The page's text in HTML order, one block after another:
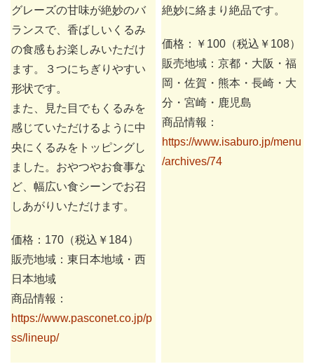
グレーズの甘味が絶妙のバ
ランスで、香ばしいくるみ
の食感もお楽しみいただけ
ます。３つにちぎりやすい
形状です。
また、見た目でもくるみを
感じていただけるように中
央にくるみをトッピングし
ました。おやつやお食事な
ど、幅広い食シーンでお召
しあがりいただけます。
価格：170（税込￥184）
販売地域：東日本地域・西
日本地域
商品情報：
https://www.pasconet.co.jp/p
ss/lineup/
絶妙に絡まり絶品です。
価格：￥100（税込￥108）
販売地域：京都・大阪・福
岡・佐賀・熊本・長崎・大
分・宮崎・鹿児島
商品情報：
https://www.isaburo.jp/menu
/archives/74